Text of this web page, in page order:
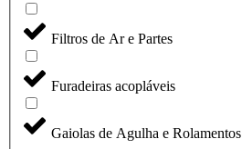
Filtros de Ar e Partes
Furadeiras acopláveis
Gaiolas de Agulha e Rolamentos